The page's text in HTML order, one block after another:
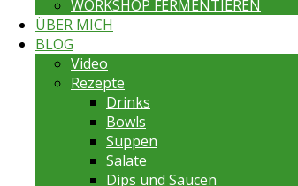
WORKSHOP FERMENTIEREN
ÜBER MICH
BLOG
Video
Rezepte
Drinks
Bowls
Suppen
Salate
Dips und Saucen